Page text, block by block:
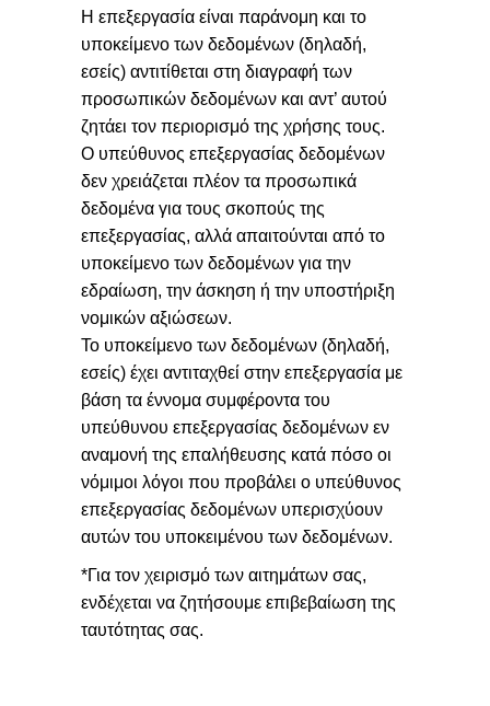
Η επεξεργασία είναι παράνομη και το
υποκείμενο των δεδομένων (δηλαδή,
εσείς) αντιτίθεται στη διαγραφή των
προσωπικών δεδομένων και αντ’ αυτού
ζητάει τον περιορισμό της χρήσης τους.
Ο υπεύθυνος επεξεργασίας δεδομένων
δεν χρειάζεται πλέον τα προσωπικά
δεδομένα για τους σκοπούς της
επεξεργασίας, αλλά απαιτούνται από το
υποκείμενο των δεδομένων για την
εδραίωση, την άσκηση ή την υποστήριξη
νομικών αξιώσεων.
Το υποκείμενο των δεδομένων (δηλαδή,
εσείς) έχει αντιταχθεί στην επεξεργασία με
βάση τα έννομα συμφέροντα του
υπεύθυνου επεξεργασίας δεδομένων εν
αναμονή της επαλήθευσης κατά πόσο οι
νόμιμοι λόγοι που προβάλει ο υπεύθυνος
επεξεργασίας δεδομένων υπερισχύουν
αυτών του υποκειμένου των δεδομένων.
*Για τον χειρισμό των αιτημάτων σας,
ενδέχεται να ζητήσουμε επιβεβαίωση της
ταυτότητας σας.